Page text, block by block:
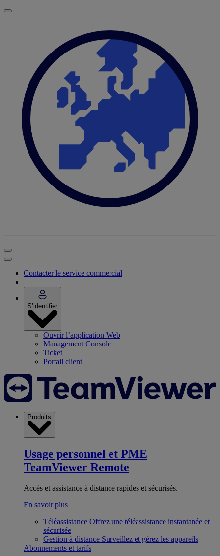
Contacter le service commercial
S’identifier
Ouvrir l’application Web
Management Console
Ticket
Portail client
Produits
Usage personnel et PME
TeamViewer Remote
Accès et assistance à distance rapides et sécurisés.
En savoir plus
Téléassistance Offrez une téléassistance instantanée et
sécurisée
Gestion à distance Surveillez et gérez les appareils
Abonnements et tarifs